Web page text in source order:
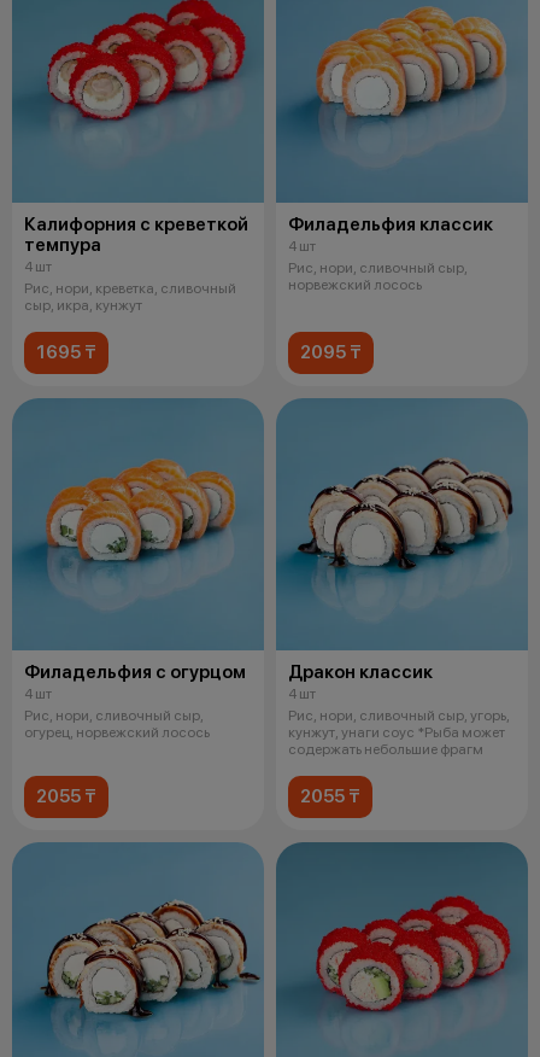
Калифорния с креветкой
темпура
4 шт
Рис, нори, креветка, сливочный
сыр, икра, кунжут
1695 ₸
Филадельфия классик
4 шт
Рис, нори, сливочный сыр,
норвежский лосось
2095 ₸
Филадельфия с огурцом
4 шт
Рис, нори, сливочный сыр,
огурец, норвежский лосось
2055 ₸
Дракон классик
4 шт
Рис, нори, сливочный сыр, угорь,
кунжут, унаги соус *Рыба может
содержать небольшие фрагм
2055 ₸